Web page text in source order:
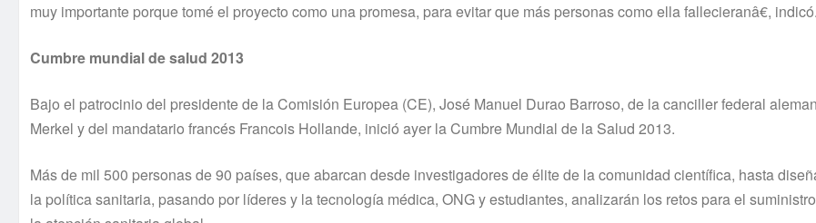
muy importante porque tomé el proyecto como una promesa, para evitar que más personas como ella fallecieranâ€, indicó.
Cumbre mundial de salud 2013
Bajo el patrocinio del presidente de la Comisión Europea (CE), José Manuel Durao Barroso, de la canciller federal
Merkel y del mandatario francés Francois Hollande, inició ayer la Cumbre Mundial de la Salud 2013.
Más de mil 500 personas de 90 paí­ses, que abarcan desde investigadores de élite de la comunidad cientí­fica, hasta
la polí­tica sanitaria, pasando por lí­deres y la tecnologí­a médica, ONG y estudiantes, analizarán los retos para el